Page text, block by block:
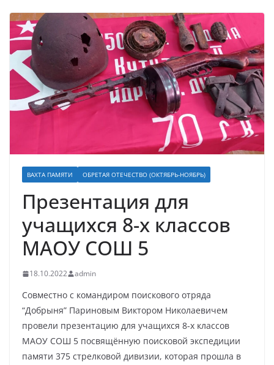
ВАХТА ПАМЯТИ ОБРЕТАЯ ОТЕЧЕСТВО (ОКТЯБРЬ-НОЯБРЬ)
Презентация для
учащихся 8-х классов
МАОУ СОШ 5
18.10.2022 admin
Совместно с командиром поискового отряда
“Добрыня” Париновым Виктором Николаевичем
провели презентацию для учащихся 8-х классов
МАОУ СОШ 5 посвящённую поисковой экспедиции
памяти 375 стрелковой дивизии, которая прошла в